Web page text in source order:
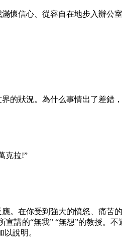
信心、從容自在地步入辦公
的狀況。為什么事情出了差錯
克拉!”
在你受到強大的憤怒、痛苦
講的“無我” “無想”的教授。
說明。